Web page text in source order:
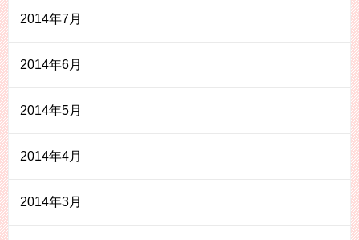
2014年7月
2014年6月
2014年5月
2014年4月
2014年3月